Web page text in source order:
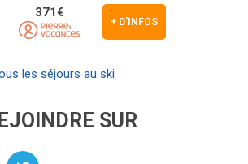
+ D'INFOS
371€
les séjours au ski
SUR